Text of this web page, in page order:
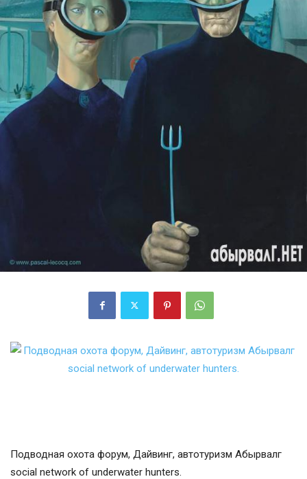
Подводная охота форум, Дайвинг, автотуризм Абырвалг
social network of underwater hunters.